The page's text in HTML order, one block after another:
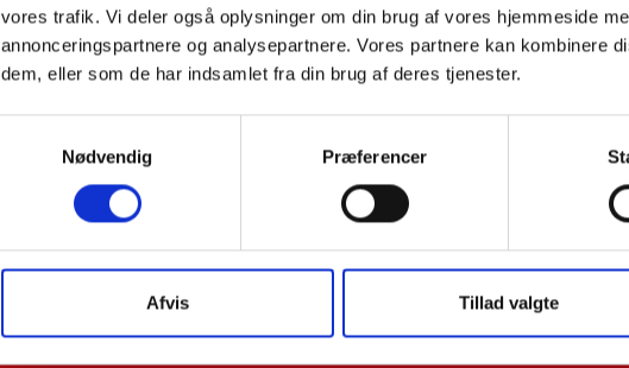
vores trafik. Vi deler også oplysninger om din brug af vores hjemmeside
annonceringspartnere og analysepartnere. Vores partnere kan kombinere
dem, eller som de har indsamlet fra din brug af deres tjenester.
Nødvendig
Præferencer
Afvis Tillad valgte